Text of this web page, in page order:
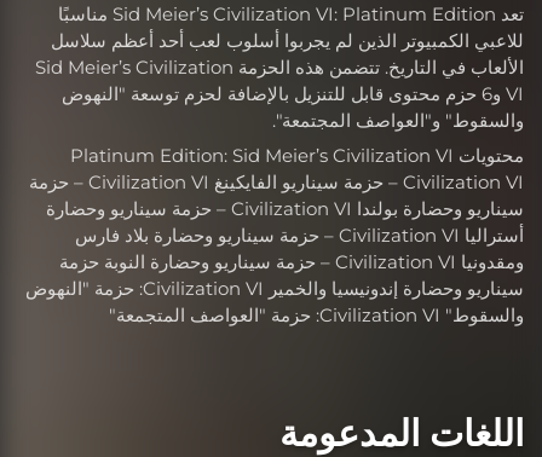
تعد Sid Meier’s Civilization VI: Platinum Edition مناسبًا
للاعبي الكمبيوتر الذين لم يجربوا أسلوب لعب أحد أعظم سلاسل
الألعاب في التاريخ. تتضمن هذه الحزمة Sid Meier’s Civilization
VI و6 حزم محتوى قابل للتنزيل بالإضافة لحزم توسعة "النهوض
والسقوط" و"العواصف المجتمعة".
محتويات Platinum Edition: Sid Meier’s Civilization VI
Civilization VI – حزمة سيناريو الفايكينغ Civilization VI – حزمة
سيناريو وحضارة بولندا Civilization VI – حزمة سيناريو وحضارة
أستراليا Civilization VI – حزمة سيناريو وحضارة بلاد فارس
ومقدونيا Civilization VI – حزمة سيناريو وحضارة النوبة حزمة
سيناريو وحضارة إندونيسيا والخمير Civilization VI: حزمة "النهوض
والسقوط" Civilization VI: حزمة "العواصف المتجمعة"
اللغات المدعومة